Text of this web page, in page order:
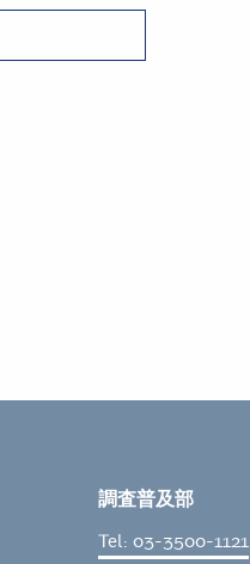
調査普及部
Tel: 03-3500-1121